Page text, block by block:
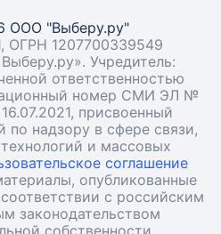
ООО "Выберу.ру"
ОГРН 1207700339549
Учредитель:
ответственностью
номер СМИ ЭЛ №
присвоенный
надзору в сфере связи,
и массовых
соглашение
опубликованные
с российским
законодательством